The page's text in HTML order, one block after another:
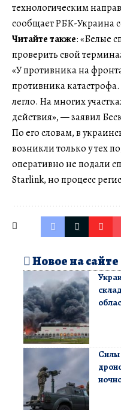
технологическим
сообщает РБК-Украина
Читайте также: «Белые
проверить свой
«У противника на
противника
легло. На многих
действия», — заявил
По его словам, в
возникли только у тех
оперативно не подали
Starlink, но процесс
Новое на сайте